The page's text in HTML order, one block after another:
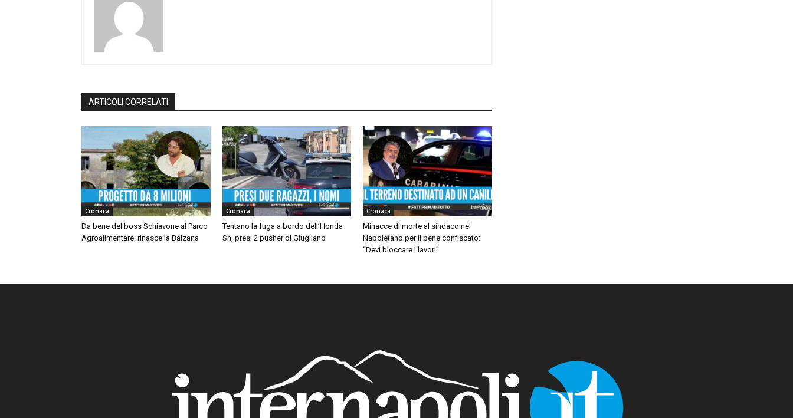
ARTICOLI CORRELATI
Cronaca
Da bene del boss Schiavone al Parco
Agroalimentare: rinasce la Balzana
Cronaca
Tentano la fuga a bordo dell’Honda
Sh, presi 2 pusher di Giugliano
Cronaca
Minacce di morte al sindaco nel
Napoletano per il bene confiscato:
“Devi bloccare i lavori”